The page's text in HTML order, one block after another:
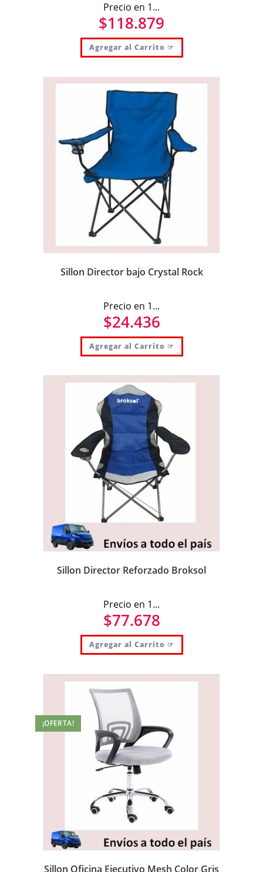
Precio en 1...
$118.879
Agregar al Carrito ☞
Sillon Director bajo Crystal Rock
Precio en 1...
$24.436
Agregar al Carrito ☞
Sillon Director Reforzado Broksol
Precio en 1...
$77.678
Agregar al Carrito ☞
¡OFERTA!
Sillon Oficina Ejecutivo Mesh Color Gris